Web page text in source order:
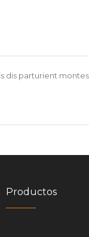
dis parturient
Productos